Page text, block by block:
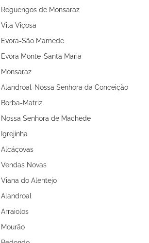
de Monsaraz
Viçosa
São Mamede
Monte-Santa Maria
Nossa Senhora da Conceição
Matriz
Senhora de Machede
Novas
do Alentejo